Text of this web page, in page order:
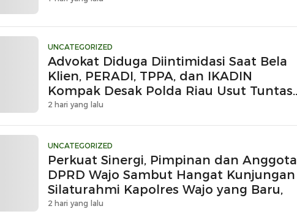
UNCATEGORIZED
Advokat Diduga Diintimidasi Saat Bela
Klien, PERADI, TPPA, dan IKADIN
Kompak Desak Polda Riau Usut Tuntas
Dugaan Premanisme
2 hari yang lalu
UNCATEGORIZED
Perkuat Sinergi, Pimpinan dan Anggota
DPRD Wajo Sambut Hangat Kunjungan
Silaturahmi Kapolres Wajo yang Baru,
2 hari yang lalu